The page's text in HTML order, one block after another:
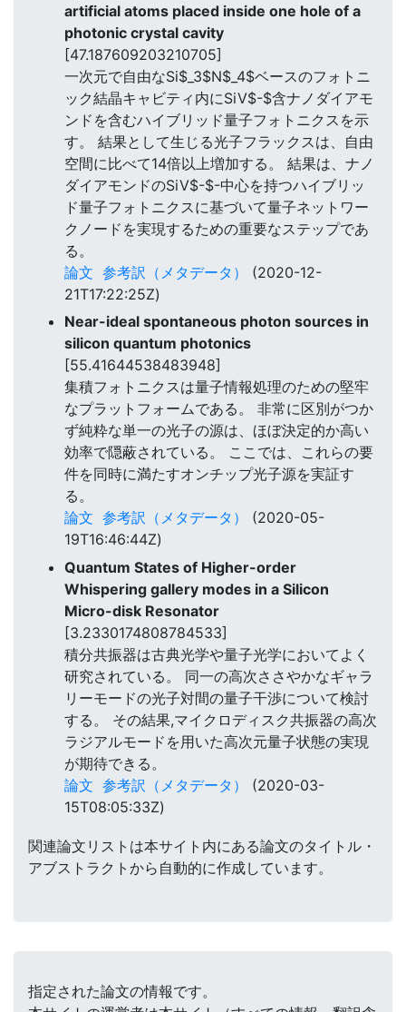
artificial atoms placed inside one hole of a
photonic crystal cavity
[47.187609203210705]
一次元で自由なSi$_3$N$_4$ベースのフォトニ
ック結晶キャビティ内にSiV$-$含ナノダイアモ
ンドを含むハイブリッド量子フォトニクスを示
す。 結果として生じる光子フラックスは、自由
空間に比べて14倍以上増加する。 結果は、ナノ
ダイアモンドのSiV$-$-中心を持つハイブリッ
ド量子フォトニクスに基づいて量子ネットワー
クノードを実現するための重要なステップであ
る。
論文 参考訳（メタデータ）
(2020-12-
21T17:22:25Z)
Near-ideal spontaneous photon sources in
silicon quantum photonics
[55.41644538483948]
集積フォトニクスは量子情報処理のための堅牢
なプラットフォームである。 非常に区別がつか
ず純粋な単一の光子の源は、ほぼ決定的か高い
効率で隠蔽されている。 ここでは、これらの要
件を同時に満たすオンチップ光子源を実証す
る。
論文 参考訳（メタデータ）
(2020-05-
19T16:46:44Z)
Quantum States of Higher-order
Whispering gallery modes in a Silicon
Micro-disk Resonator
[3.2330174808784533]
積分共振器は古典光学や量子光学においてよく
研究されている。 同一の高次ささやかなギャラ
リーモードの光子対間の量子干渉について検討
する。 その結果,マイクロディスク共振器の高次
ラジアルモードを用いた高次元量子状態の実現
が期待できる。
論文 参考訳（メタデータ）
(2020-03-
15T08:05:33Z)
関連論文リストは本サイト内にある論文のタイトル・
アブストラクトから自動的に作成しています。
指定された論文の情報です。